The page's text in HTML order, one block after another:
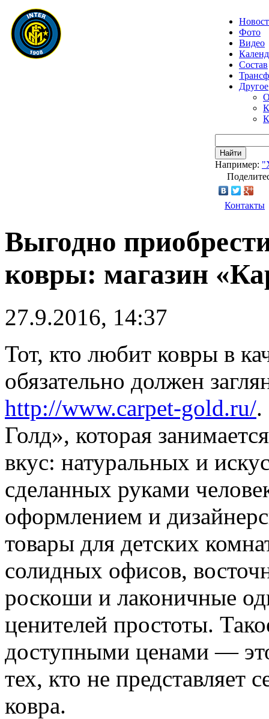
Фото
Видео
Состав
Другое
Найти
Например:
Контакты
Выгодно
ковры: магазин
27.9.2016, 14:37
Тот, кто любит ковры в
обязательно должен
http://www.carpet-gold.ru/.
Голд», которая
вкус: натуральных и
сделанных руками
оформлением и
товары для детских
солидных офисов,
роскоши и лаконичные
ценителей простоты.
доступными ценами —
тех, кто не представляет
ковра.